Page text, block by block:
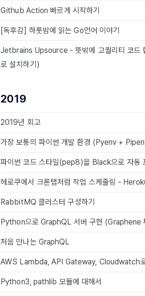
Github Action 빠르게 시작하기
[독후감] 하룻밤에 읽는 Go언어 이야기
Jetbrains Upsource - 뜻밖에 고퀄리티 코
로 설치하기)
2019
2019년 회고
가장 보통의 파이썬 개발 환경 (Pyenv +
파이썬 코드 스타일(pep8)을 Black으로 자동
헤로쿠에서 크론탭처럼 작업 스케줄링 -
RabbitMQ 클러스터 구성하기
Python으로 GraphQL 서버 구현 (Graphene
처음 만나는 GraphQL
AWS Lambda, API Gateway, Cloudwatch
Python3, pathlib 모듈에 대해서